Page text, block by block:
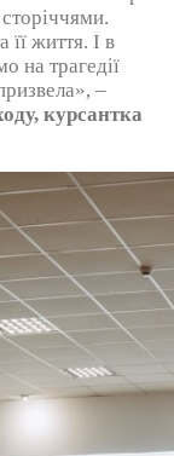
життя. І в
на трагедії
–
курсантка